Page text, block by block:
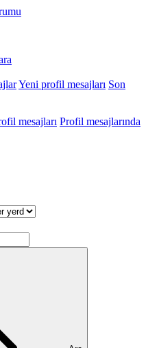
Yeni profil mesajları Son
mesajları Profil mesajlarında